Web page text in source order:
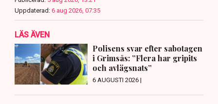
Uppdaterad: 6 aug 2026, 07:35
LÄS ÄVEN
Polisens svar efter sabotagen
i Grimsås: ”Flera har gripits
och avlägsnats”
6 AUGUSTI 2026 |